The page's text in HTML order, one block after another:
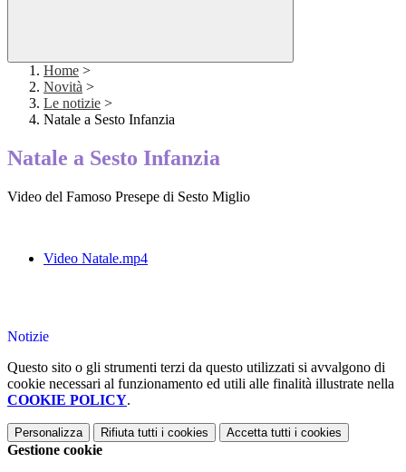
Home >
Novità >
Le notizie >
Natale a Sesto Infanzia
Natale a Sesto Infanzia
Video del Famoso Presepe di Sesto Miglio
Video Natale.mp4
Notizie
Questo sito o gli strumenti terzi da questo utilizzati si avvalgono di
cookie necessari al funzionamento ed utili alle finalità illustrate nella
COOKIE POLICY.
Personalizza Rifiuta tutti i cookies Accetta tutti i cookies
Gestione cookie